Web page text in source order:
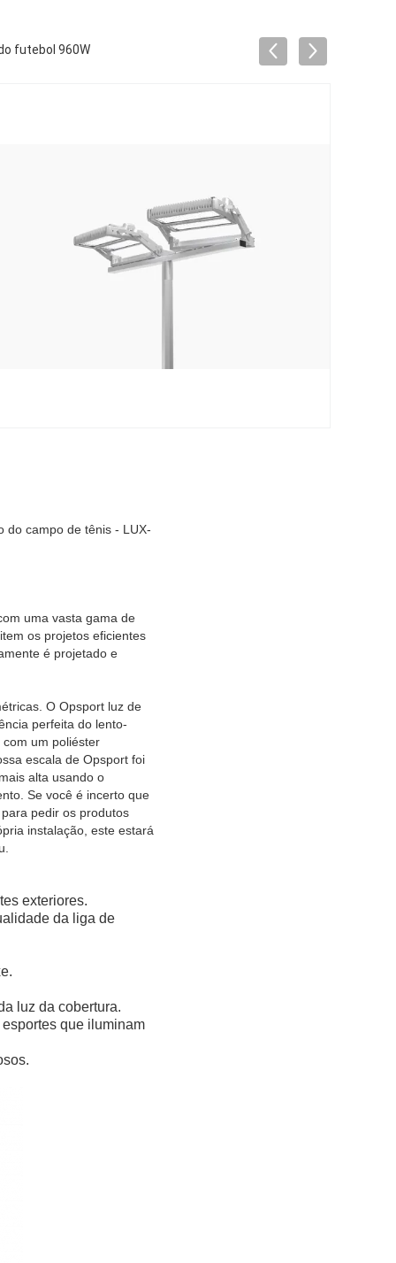
futebol 960W
do campo de tênis - LUX-
uma vasta gama de
os projetos eficientes
é projetado e
O Opsport luz de
perfeita do lento-
um poliéster
escala de Opsport foi
alta usando o
Se você é incerto que
pedir os produtos
instalação, este estará
exteriores.
da liga de
luz da cobertura.
que iluminam